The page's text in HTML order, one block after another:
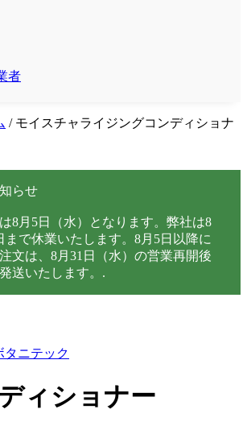
者
/ モイスチャライジングコンディショナ
らせ
8月5日（水）となります。弊社は8
まで休業いたします。8月5日以降に
文は、8月31日（水）の営業再開後
送いたします。.
タニテック
ィショナー